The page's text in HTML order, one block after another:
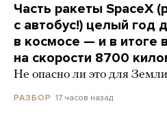
Часть ракеты SpaceX
с автобус!) целый год
в космосе — и в итоге
на скорости 8700
Не опасно ли это для
РАЗБОР 17 часов назад